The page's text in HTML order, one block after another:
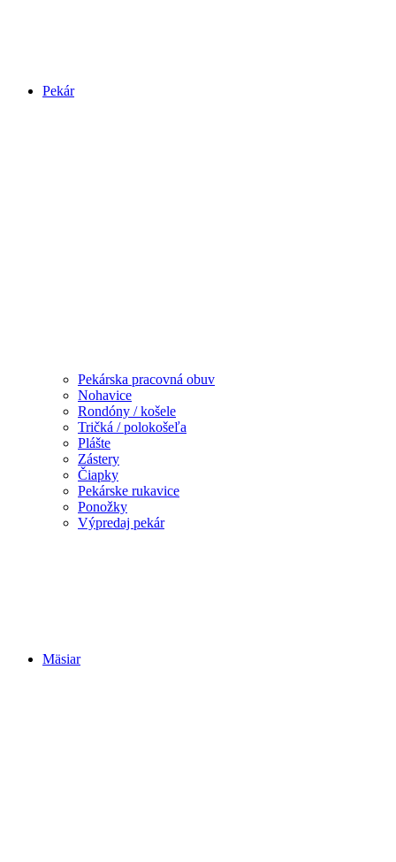
Pekár
Pekárska pracovná obuv
Nohavice
Rondóny / košele
Tričká / polokošeľa
Plášte
Zástery
Čiapky
Pekárske rukavice
Ponožky
Výpredaj pekár
Mäsiar